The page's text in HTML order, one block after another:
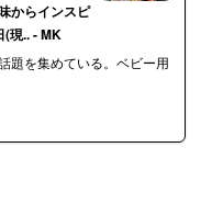
からインスピ
(現.. - MK
題を集めている。ベビー用